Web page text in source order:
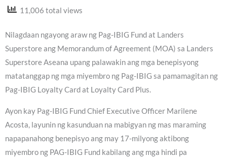
11,006 total views
Nilagdaan ngayong araw ng Pag-IBIG Fund at Landers
Superstore ang Memorandum of Agreement (MOA) sa Landers
Superstore Aseana upang palawakin ang mga benepisyong
matatanggap ng mga miyembro ng Pag-IBIG sa pamamagitan ng
Pag-IBIG Loyalty Card at Loyalty Card Plus.
Ayon kay Pag-IBIG Fund Chief Executive Officer Marilene
Acosta, layunin ng kasunduan na mabigyan ng mas maraming
napapanahong benepisyo ang may 17-milyong aktibong
miyembro ng PAG-IBIG Fund kabilang ang mga hindi pa